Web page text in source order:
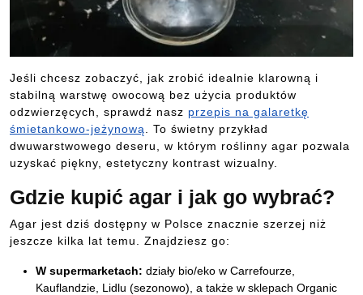
Jeśli chcesz zobaczyć, jak zrobić idealnie klarowną i
stabilną warstwę owocową bez użycia produktów
odzwierzęcych, sprawdź nasz przepis na galaretkę
śmietankowo-jeżynową
. To świetny przykład
dwuwarstwowego deseru, w którym roślinny agar pozwala
uzyskać piękny, estetyczny kontrast wizualny.
Gdzie kupić agar i jak go wybrać?
Agar jest dziś dostępny w Polsce znacznie szerzej niż
jeszcze kilka lat temu. Znajdziesz go:
W supermarketach: działy bio/eko w Carrefourze,
Kauflandzie, Lidlu (sezonowo), a także w sklepach Organic